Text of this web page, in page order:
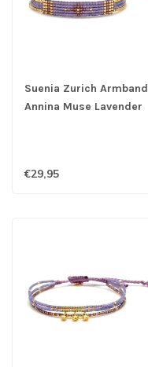
Suenia Zurich Armband
Annina Muse Lavender
€29,95